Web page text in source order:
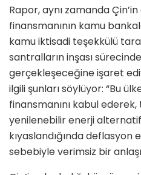
Rapor, aynı zamanda
finansmanının kamu
kamu iktisadi teşekkülü
santralların inşası
gerçekleşeceğine işaret
ilgili şunları söylüyor: “Bu
finansmanını kabul
yenilenebilir enerji
kıyaslandığında deflasyon
sebebiyle verimsiz bir